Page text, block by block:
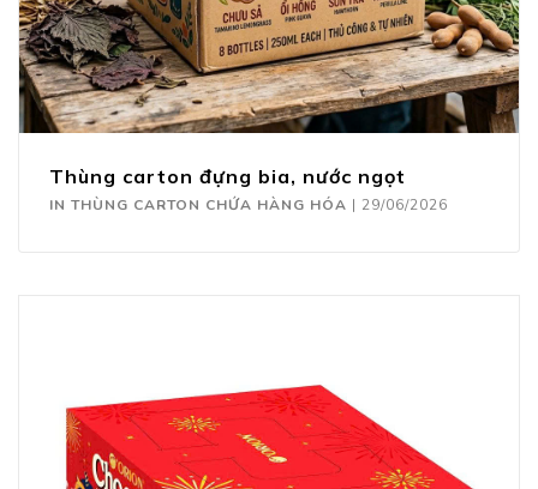
Thùng carton đựng bia, nước ngọt
IN THÙNG CARTON CHỨA HÀNG HÓA | 29/06/2026